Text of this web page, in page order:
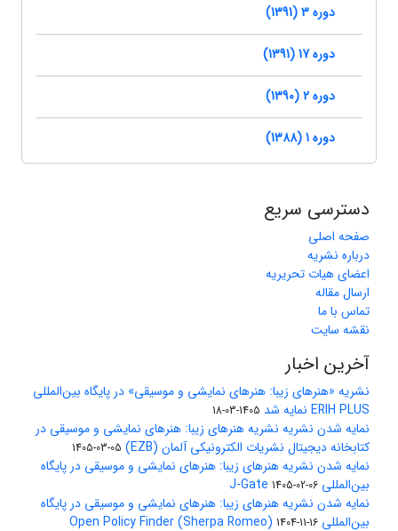
دوره 3 (1391)
دوره 17 (1391)
دوره 2 (1390)
دوره 1 (1388)
دسترسی سریع
صفحه اصلی
درباره نشریه
اعضای هیات تحریریه
ارسال مقاله
تماس با ما
نقشه سایت
آخرین اخبار
نشریه «هنرهای زیبا: هنرهای نمایشی و موسیقی» در پایگاه بین‌المللی
ERIH PLUS نمایه شد
1405-03-18
نمایه شدن نشریه نشریه هنرهای زیبا: هنرهای نمایشی و موسیقی در
کتابخانه دیجیتال نشریات الکترونیکی آلمان (EZB)
1405-03-05
نمایه شدن نشریه هنرهای زیبا: هنرهای نمایشی و موسیقی در پایگاه
بین‌المللی J-Gate 1405-02-06
نمایه شدن نشریه هنرهای زیبا: هنرهای نمایشی و موسیقی در پایگاه
بین‌المللی Open Policy Finder (Sherpa Romeo) 1404-11-16